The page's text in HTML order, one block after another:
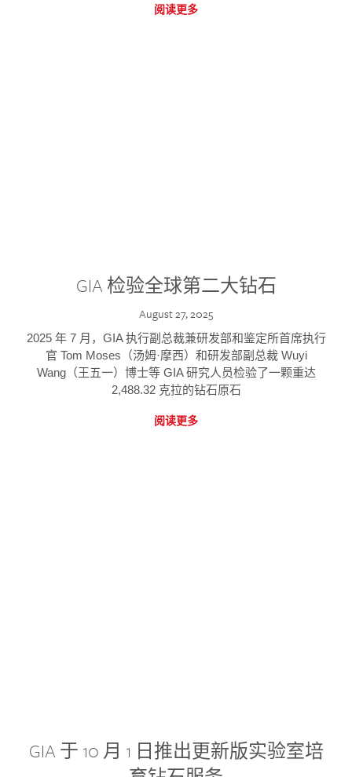
阅读更多
GIA 检验全球第二大钻石
August 27, 2025
2025 年 7 月，GIA 执行副总裁兼研发部和鉴定所首席执行
官 Tom Moses（汤姆·摩西）和研发部副总裁 Wuyi
Wang（王五一）博士等 GIA 研究人员检验了一颗重达
2,488.32 克拉的钻石原石
阅读更多
GIA 于 10 月 1 日推出更新版实验室培